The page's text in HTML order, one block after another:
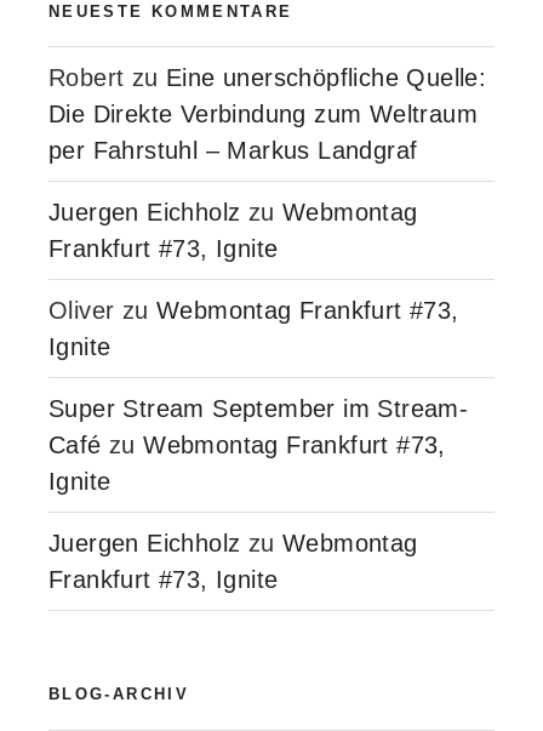
NEUESTE KOMMENTARE
Robert zu Eine unerschöpfliche Quelle:
Die Direkte Verbindung zum Weltraum
per Fahrstuhl – Markus Landgraf
Juergen Eichholz zuWebmontag
Frankfurt #73, Ignite
Oliver zuWebmontag Frankfurt #73,
Ignite
Super Stream September im Stream-
Café zuWebmontag Frankfurt #73,
Ignite
Juergen Eichholz zuWebmontag
Frankfurt #73, Ignite
BLOG-ARCHIV